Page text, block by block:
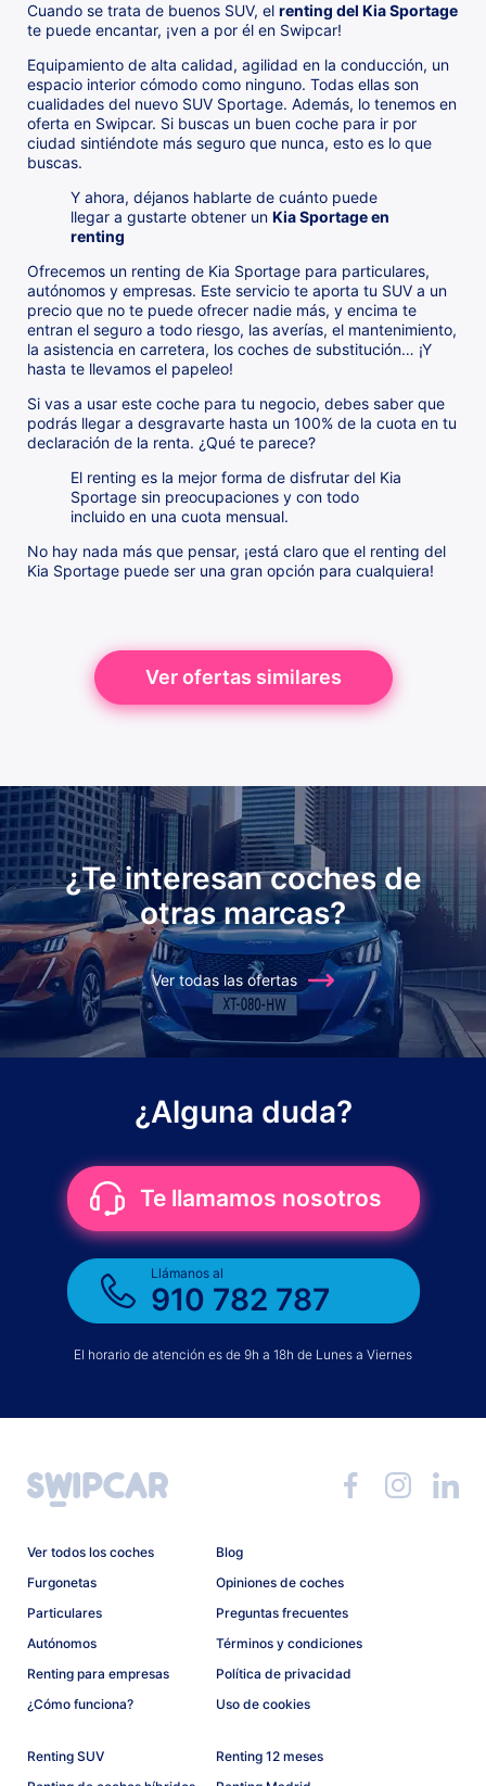
Cuando se trata de buenos SUV, el renting del Kia Sportage
te puede encantar, ¡ven a por él en Swipcar!
Equipamiento de alta calidad, agilidad en la conducción, un
espacio interior cómodo como ninguno. Todas ellas son
cualidades del nuevo SUV Sportage. Además, lo tenemos en
oferta en Swipcar. Si buscas un buen coche para ir por
ciudad sintiéndote más seguro que nunca, esto es lo que
buscas.
Y ahora, déjanos hablarte de cuánto puede
llegar a gustarte obtener un Kia Sportage en
renting
Ofrecemos un renting de Kia Sportage para particulares,
autónomos y empresas. Este servicio te aporta tu SUV a un
precio que no te puede ofrecer nadie más, y encima te
entran el seguro a todo riesgo, las averías, el mantenimiento,
la asistencia en carretera, los coches de substitución… ¡Y
hasta te llevamos el papeleo!
Si vas a usar este coche para tu negocio, debes saber que
podrás llegar a desgravarte hasta un 100% de la cuota en tu
declaración de la renta. ¿Qué te parece?
El renting es la mejor forma de disfrutar del Kia
Sportage sin preocupaciones y con todo
incluido en una cuota mensual.
No hay nada más que pensar, ¡está claro que el renting del
Kia Sportage puede ser una gran opción para cualquiera!
Ver ofertas similares
¿Te interesan coches de
otras marcas?
Ver todas las ofertas
¿Alguna duda?
Te llamamos nosotros
Llámanos al
910 782 787
El horario de atención es de 9h a 18h de Lunes a Viernes
Ver todos los coches
Furgonetas
Particulares
Autónomos
Renting para empresas
¿Cómo funciona?
Blog
Opiniones de coches
Preguntas frecuentes
Términos y condiciones
Política de privacidad
Uso de cookies
Renting SUV
Renting 12 meses